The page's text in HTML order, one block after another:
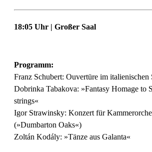
18:05 Uhr | Großer Saal
Programm:
Franz Schubert: Ouvertüre im
Dobrinka Tabakova: »Fantasy Homage to
strings«
Igor Strawinsky: Konzert für
(»Dumbarton Oaks«)
Zoltán Kodály: »Tänze aus Galanta«